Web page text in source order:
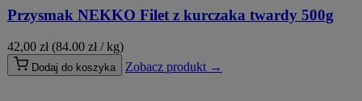
Przysmak NEKKO Filet z kurczaka twardy 500g
42,00 zł (84.00 zł / kg)
Dodaj do koszyka Zobacz produkt →